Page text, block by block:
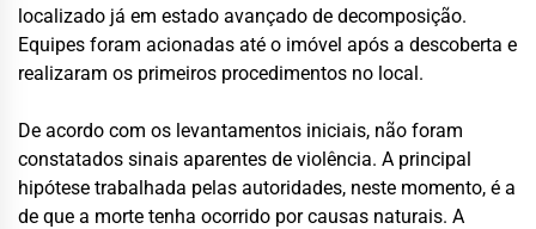
localizado já em estado avançado de decomposição.
Equipes foram acionadas até o imóvel após a descoberta e
realizaram os primeiros procedimentos no local.
De acordo com os levantamentos iniciais, não foram
constatados sinais aparentes de violência. A principal
hipótese trabalhada pelas autoridades, neste momento, é a
de que a morte tenha ocorrido por causas naturais. A